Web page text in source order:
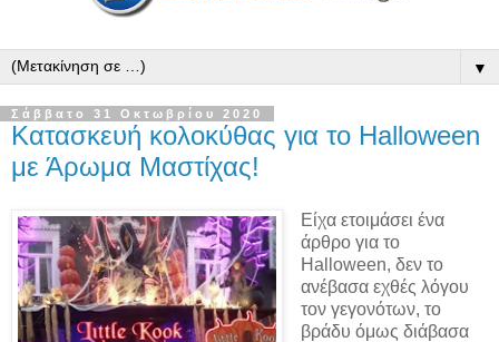
▼
Σάββατο 31 Οκτωβρίου 2020
Κατασκευή κολοκύθας για το Halloween
με Άρωμα Μαστίχας!
Είχα ετοιμάσει ένα
άρθρο για το
Halloween, δεν το
ανέβασα εχθές λόγου
τον γεγονότων, το
βράδυ όμως διάβασα